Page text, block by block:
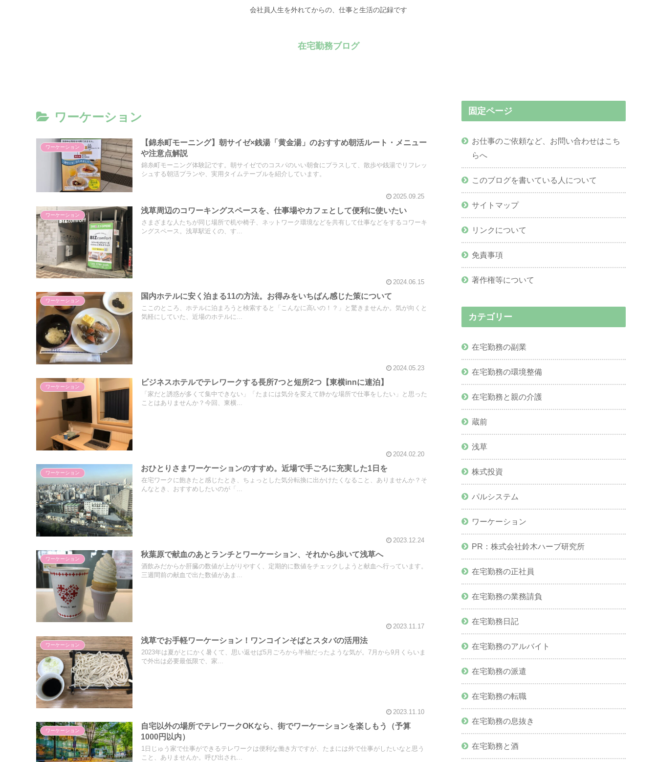
会社員人生を外れてからの、仕事と生活の記録です
在宅勤務ブログ
ワーケーション
ワーケーション
【錦糸町モーニング】朝サイゼ×銭湯「黄金湯」のおすすめ朝活ルート・メニュー
や注意点解説
錦糸町モーニング体験記です。朝サイゼでのコスパのいい朝食にプラスして、散歩や銭湯でリフレッ
シュする朝活プランや、実用タイムテーブルを紹介しています。
2025.09.25
ワーケーション
浅草周辺のコワーキングスペースを、仕事場やカフェとして便利に使いたい
さまざまな人たちが同じ場所で机や椅子、ネットワーク環境などを共有して仕事などをするコワーキ
ングスペース。浅草駅近くの、す...
2024.06.15
ワーケーション
国内ホテルに安く泊まる11の方法。お得みをいちばん感じた策について
ここのところ、ホテルに泊まろうと検索すると「こんなに高いの！？」と驚きませんか。気が向くと
気軽にしていた、近場のホテルに...
2024.05.23
ワーケーション
ビジネスホテルでテレワークする長所7つと短所2つ【東横innに連泊】
「家だと誘惑が多くて集中できない」「たまには気分を変えて静かな場所で仕事をしたい」と思った
ことはありませんか？今回、東横...
2024.02.20
ワーケーション
おひとりさまワーケーションのすすめ。近場で手ごろに充実した1日を
在宅ワークに飽きたと感じたとき、ちょっとした気分転換に出かけたくなること、ありませんか？そ
んなとき、おすすめしたいのが「...
2023.12.24
ワーケーション
秋葉原で献血のあとランチとワーケーション、それから歩いて浅草へ
酒飲みだからか肝臓の数値が上がりやすく、定期的に数値をチェックしようと献血へ行っています。
三週間前の献血で出た数値があま...
2023.11.17
ワーケーション
浅草でお手軽ワーケーション！ワンコインそばとスタバの活用法
2023年は夏がとにかく暑くて、思い返せば5月ごろから半袖だったような気が。7月から9月くらいま
で外出は必要最低限で、家...
2023.11.10
ワーケーション
自宅以外の場所でテレワークOKなら、街でワーケーションを楽しもう（予算
1000円以内）
1日じゅう家で仕事ができるテレワークは便利な働き方ですが、たまには外で仕事がしたいなと思う
こと、ありませんか。呼び出され...
固定ページ
お仕事のご依頼など、お問い合わせはこち
らへ
このブログを書いている人について
サイトマップ
リンクについて
免責事項
著作権等について
カテゴリー
在宅勤務の副業
在宅勤務の環境整備
在宅勤務と親の介護
蔵前
浅草
株式投資
パルシステム
ワーケーション
PR：株式会社鈴木ハーブ研究所
在宅勤務の正社員
在宅勤務の業務請負
在宅勤務日記
在宅勤務のアルバイト
在宅勤務の派遣
在宅勤務の転職
在宅勤務の息抜き
在宅勤務と酒